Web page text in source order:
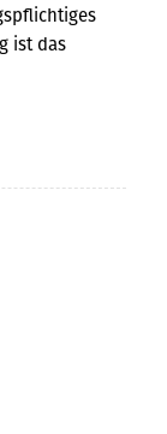
ist das